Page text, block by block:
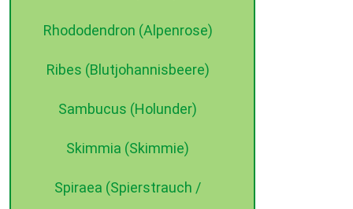
Rhododendron (Alpenrose)
Ribes (Blutjohannisbeere)
Sambucus (Holunder)
Skimmia (Skimmie)
Spiraea (Spierstrauch /